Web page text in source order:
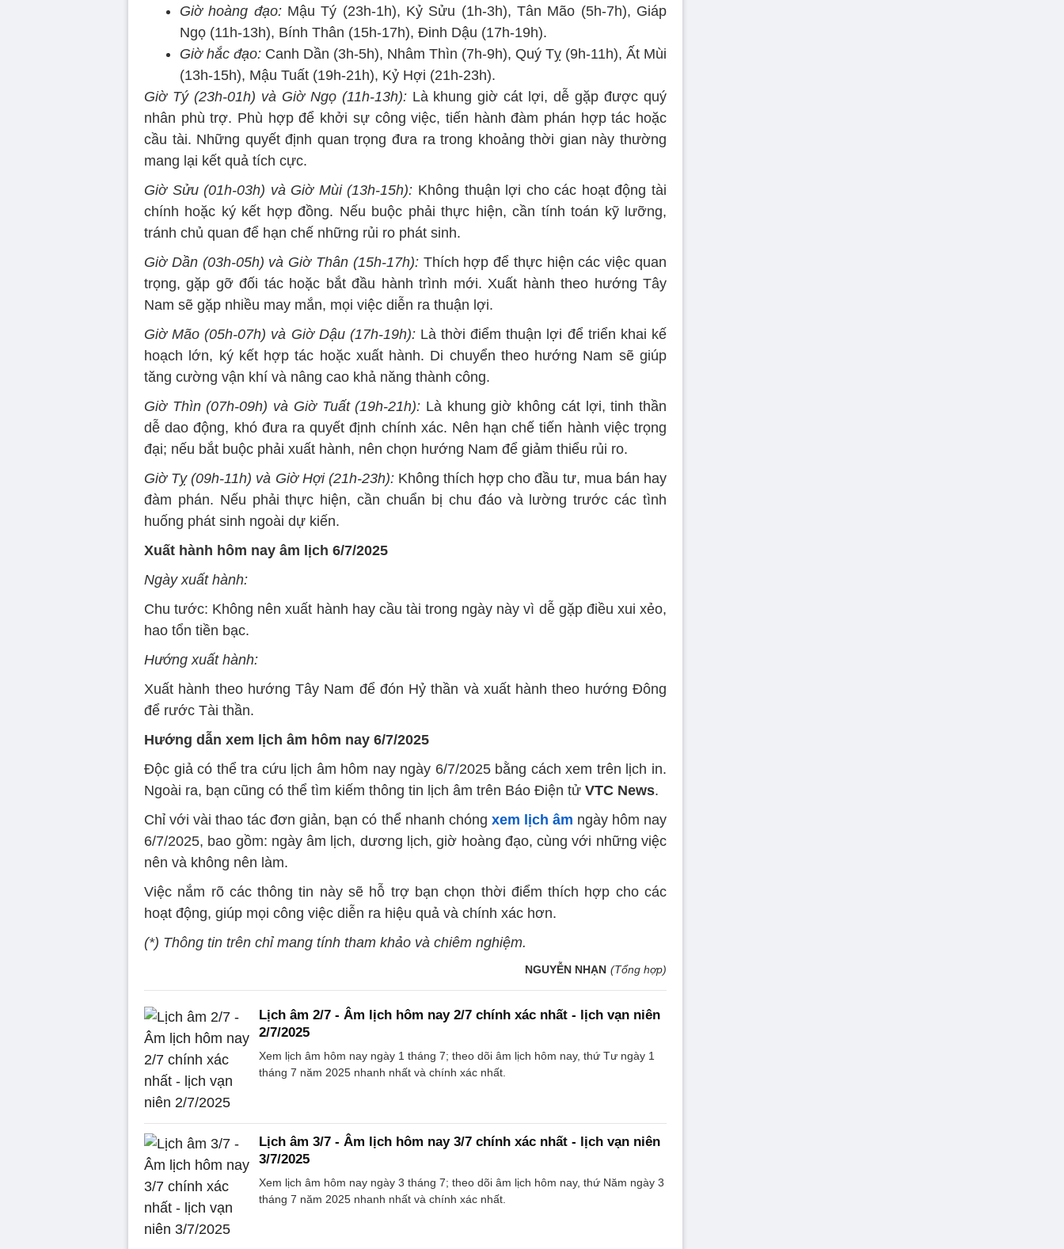
Giờ hoàng đạo:Mậu Tý (23h-1h), Kỷ Sửu (1h-3h), Tân Mão (5h-7h), Giáp
Ngọ (11h-13h), Bính Thân (15h-17h), Đinh Dậu (17h-19h).
Giờ hắc đạo: Canh Dần (3h-5h), Nhâm Thìn (7h-9h), Quý Tỵ (9h-11h), Ất Mùi
(13h-15h), Mậu Tuất (19h-21h), Kỷ Hợi (21h-23h).
Giờ Tý (23h-01h) và Giờ Ngọ (11h-13h):Là khung giờ cát lợi, dễ gặp được quý
nhân phù trợ. Phù hợp để khởi sự công việc, tiến hành đàm phán hợp tác hoặc
cầu tài. Những quyết định quan trọng đưa ra trong khoảng thời gian này thường
mang lại kết quả tích cực.
Giờ Sửu (01h-03h) và Giờ Mùi (13h-15h): Không thuận lợi cho các hoạt động tài
chính hoặc ký kết hợp đồng. Nếu buộc phải thực hiện, cần tính toán kỹ lưỡng,
tránh chủ quan để hạn chế những rủi ro phát sinh.
Giờ Dần (03h-05h) và Giờ Thân (15h-17h):Thích hợp để thực hiện các việc quan
trọng, gặp gỡ đối tác hoặc bắt đầu hành trình mới. Xuất hành theo hướng Tây
Nam sẽ gặp nhiều may mắn, mọi việc diễn ra thuận lợi.
Giờ Mão (05h-07h) và Giờ Dậu (17h-19h):Là thời điểm thuận lợi để triển khai kế
hoạch lớn, ký kết hợp tác hoặc xuất hành. Di chuyển theo hướng Nam sẽ giúp
tăng cường vận khí và nâng cao khả năng thành công.
Giờ Thìn (07h-09h) và Giờ Tuất (19h-21h): Là khung giờ không cát lợi, tinh thần
dễ dao động, khó đưa ra quyết định chính xác. Nên hạn chế tiến hành việc trọng
đại; nếu bắt buộc phải xuất hành, nên chọn hướng Nam để giảm thiểu rủi ro.
Giờ Tỵ (09h-11h) và Giờ Hợi (21h-23h):Không thích hợp cho đầu tư, mua bán hay
đàm phán. Nếu phải thực hiện, cần chuẩn bị chu đáo và lường trước các tình
huống phát sinh ngoài dự kiến.
Xuất hành hôm nay âm lịch 6/7/2025
Ngày xuất hành:
Chu tước: Không nên xuất hành hay cầu tài trong ngày này vì dễ gặp điều xui xẻo,
hao tổn tiền bạc.
Hướng xuất hành:
Xuất hành theo hướng Tây Nam để đón Hỷ thần và xuất hành theo hướng Đông
để rước Tài thần.
Hướng dẫn xem lịch âm hôm nay 6/7/2025
Độc giả có thể tra cứu lịch âm hôm nay ngày 6/7/2025 bằng cách xem trên lịch in.
Ngoài ra, bạn cũng có thể tìm kiếm thông tin lịch âm trên Báo Điện tử VTC News.
Chỉ với vài thao tác đơn giản, bạn có thể nhanh chóng xem lịch âm ngày hôm nay
6/7/2025, bao gồm: ngày âm lịch, dương lịch, giờ hoàng đạo, cùng với những việc
nên và không nên làm.
Việc nắm rõ các thông tin này sẽ hỗ trợ bạn chọn thời điểm thích hợp cho các
hoạt động, giúp mọi công việc diễn ra hiệu quả và chính xác hơn.
(*) Thông tin trên chỉ mang tính tham khảo và chiêm nghiệm.
NGUYỄN NHẠN (Tổng hợp)
Lịch âm 2/7 - Âm lịch hôm nay 2/7 chính xác nhất - lịch vạn niên
2/7/2025
Xem lịch âm hôm nay ngày 1 tháng 7; theo dõi âm lịch hôm nay, thứ Tư ngày 1
tháng 7 năm 2025 nhanh nhất và chính xác nhất.
Lịch âm 3/7 - Âm lịch hôm nay 3/7 chính xác nhất - lịch vạn niên
3/7/2025
Xem lịch âm hôm nay ngày 3 tháng 7; theo dõi âm lịch hôm nay, thứ Năm ngày 3
tháng 7 năm 2025 nhanh nhất và chính xác nhất.